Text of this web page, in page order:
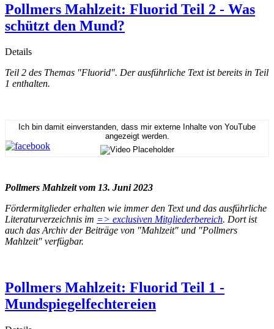
Pollmers Mahlzeit: Fluorid Teil 2 - Was
schützt den Mund?
Details
Teil 2 des Themas "Fluorid". Der ausführliche Text ist bereits in Teil
1 enthalten.
Ich bin damit einverstanden, dass mir externe Inhalte von YouTube
angezeigt werden.
Pollmers Mahlzeit vom 13. Juni 2023
Fördermitglieder erhalten wie immer den Text und das ausführliche
Literaturverzeichnis im => exclusiven Mitgliederbereich. Dort ist
auch das Archiv der Beiträge von "Mahlzeit" und "Pollmers
Mahlzeit" verfügbar.
Pollmers Mahlzeit: Fluorid Teil 1 -
Mundspiegelfechtereien